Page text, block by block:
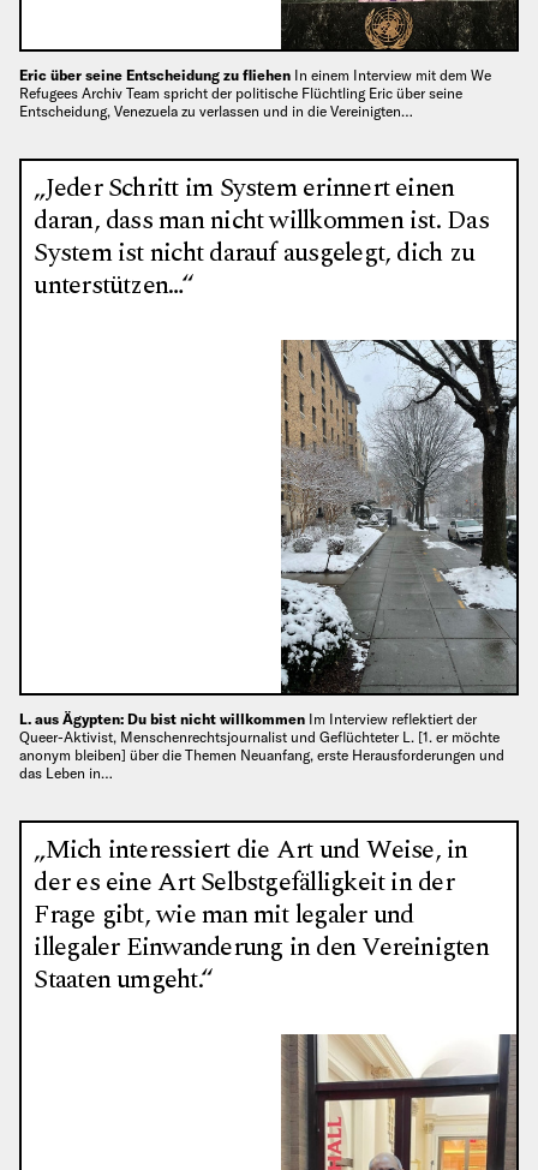
Eric über seine Entscheidung zu fliehen In einem Interview mit dem We
Refugees Archiv Team spricht der politische Flüchtling Eric über seine
Entscheidung, Venezuela zu verlassen und in die Vereinigten…
„Jeder Schritt im System erinnert einen
daran, dass man nicht willkommen ist. Das
System ist nicht darauf ausgelegt, dich zu
unterstützen…“
L. aus Ägypten: Du bist nicht willkommen Im Interview reflektiert der
Queer-Aktivist, Menschenrechtsjournalist und Geflüchteter L. [1. er möchte
anonym bleiben] über die Themen Neuanfang, erste Herausforderungen und
das Leben in…
„Mich interessiert die Art und Weise, in
der es eine Art Selbstgefälligkeit in der
Frage gibt, wie man mit legaler und
illegaler Einwanderung in den Vereinigten
Staaten umgeht.“